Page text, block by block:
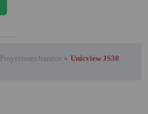
Proyectores baratos » Unicview JS30